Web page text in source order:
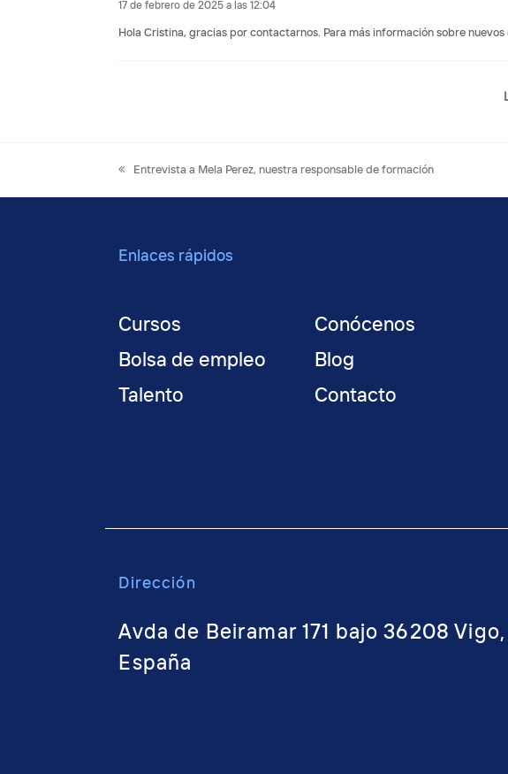
17 de febrero de 2025 a las 12:04
Hola Cristina, gracias por contactarnos. Para más información sobre
previous
Entrevista a Mela Perez, nuestra responsable de formación
Enlaces rápidos
Cursos
Bolsa de empleo
Talento
Conócenos
Blog
Contacto
Dirección
Avda de Beiramar 171 bajo 36208 Vigo,
España